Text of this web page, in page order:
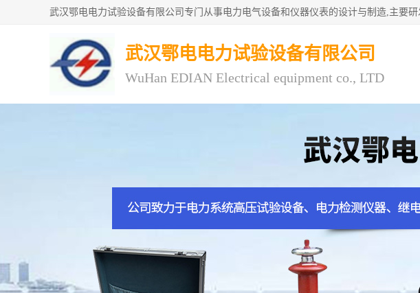
武汉鄂电电力试验设备有限公司
WuHan EDIAN Electrical equipment co., LTD